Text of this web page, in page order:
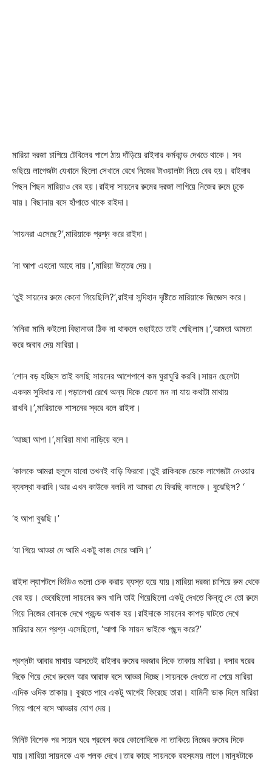
মারিয়া দরজা চাপিয়ে টেবিলের পাশে ঠায় দাঁড়িয়ে রাইদার কর্মকান্ড দেখতে থাকে। সব
গুছিয়ে লাগেজটা যেখানে ছিলো সেখানে রেখে নিজের টাওয়ালটা নিয়ে বের হয়। রাইদার
পিছন পিছন মারিয়াও বের হয়।রাইদা সায়নের রুমের দরজা লাগিয়ে নিজের রুমে ঢুকে
যায়। বিছানায় বসে হাঁপাতে থাকে রাইদা।
‘সায়নরা এসেছে?’,মারিয়াকে প্রশ্ন করে রাইদা।
‘না আপা এহনো আহে নায়।’,মারিয়া উত্তর দেয়।
‘তুই সায়নের রুমে কেনো গিয়েছিলি?’,রাইদা সন্দিহান দৃষ্টিতে মারিয়াকে জিজ্ঞেস করে।
‘মনিরা মামি কইলো বিছানাডা ঠিক না থাকলে গুছাইতে তাই গেছিলাম।’,আমতা আমতা
করে জবাব দেয় মারিয়া।
‘শোন বড় হচ্ছিস তাই বলছি সায়নের আশেপাশে কম ঘুরাঘুরি করবি।সায়ন ছেলেটা
একদম সুবিধার না।পড়ালেখা রেখে অন্য দিকে যেনো মন না যায় কথাটা মাথায়
রাখবি।’,মারিয়াকে শাসনের স্বরে বলে রাইদা।
‘আচ্ছা আপা।’,মারিয়া মাথা নাড়িয়ে বলে।
‘কালকে আমরা হলুদে যাবো তখনই বাড়ি ফিরবো।তুই রাকিবকে ডেকে লাগেজটা নেওয়ার
ব্যবস্থা করাবি।আর এখন কাউকে বলবি না আমরা যে ফিরছি কালকে। বুঝেছিস? ‘
‘হ আপা বুঝছি।’
‘যা গিয়ে আড্ডা দে আমি একটু কাজ সেরে আসি।’
রাইদা ল্যাপটপে ভিডিও গুলো চেক করায় ব্যস্ত হয়ে যায়।মারিয়া দরজা চাপিয়ে রুম থেকে
বের হয়। ভেবেছিলো সায়নের রুম খালি তাই গিয়েছিলো একটু দেখতে কিন্তু সে তো রুমে
গিয়ে নিজের বোনকে দেখে প্রচন্ড অবাক হয়।রাইদাকে সায়নের কাপড় ঘাটতে দেখে
মারিয়ার মনে প্রশ্ন এসেছিলো, ‘আপা কি সায়ন ভাইকে পছন্দ করে?’
প্রশ্নটা আবার মাথায় আসতেই রাইদার রুমের দরজার দিকে তাকায় মারিয়া। বসার ঘরের
দিকে গিয়ে দেখে রুবেল আর আরাফ বসে আড্ডা দিচ্ছে।সায়নকে দেখতে না পেয়ে মারিয়া
এদিক ওদিক তাকায়। বুঝতে পারে একটু আগেই ফিরেছে তারা। যামিনী ডাক দিলে মারিয়া
গিয়ে পাশে বসে আড্ডায় যোগ দেয়।
মিনিট বিশেক পর সায়ন ঘরে প্রবেশ করে কোনোদিকে না তাকিয়ে নিজের রুমের দিকে
যায়।মারিয়া সায়নকে এক পলক দেখে।তার কাছে সায়নকে রহস্যময় লাগে।মানুষটাকে